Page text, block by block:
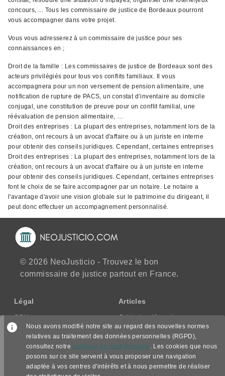
concours, ... Tous les commissaire de justice de Bordeaux pourront
vous accompagner dans votre projet.
Vous vous adresserez à un commissaire de justice pour ses
connaissances en ;
Droit de la famille : Les commissaires de justice de Bordeaux sont des
acteurs privilégiés pour tous vos conflits familiaux. Il vous
accompagnera pour un non versement de pension alimentaire, une
notification de rupture de PACS, un constat d’inventaire au domicile
conjugal, une constitution de preuve pour un conflit familial, une
réévaluation de pension alimentaire, …
Droit des entreprises : La plupart des entreprises, notamment lors de la
création, ont recours à un avocat d'affaire ou à un juriste en interne
pour obtenir des conseils juridiques. Cependant, certaines entreprises
Droit des entreprises : La plupart des entreprises, notamment lors de la
création, ont recours à un avocat d'affaire ou à un juriste en interne
pour obtenir des conseils juridiques. Cependant, certaines entreprises
font le choix de se faire accompagner par un notaire. Le notaire a
l'avantage d'avoir une vision globale sur le patrimoine du dirigeant, il
peut donc effectuer un accompagnement personnalisé.
© 2026 NeoJusticio - Trouvez le bon
commissaire de justice partout en France.
Légal
CGU
CGV/CPPS
Politique de confidentialité
Articles
Guide des démarches
Nous suivre
Nous avons modifié notre site au regard des nouvelles normes
relatives au traitement des données personnelles (RGPD),
consultez notre politique de confidentialité . Les cookies que nous
posons sur ce site servent à vous proposer une navigation
adaptée à vos centres d'intérêts et à nous permettre de réaliser